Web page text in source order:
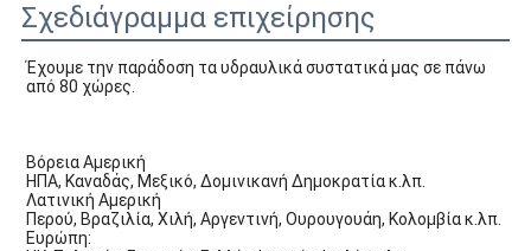
Σχεδιάγραμμα επιχείρησης
Έχουμε την παράδοση τα υδραυλικά συστατικά μας σε πάνω
από 80 χώρες.
Βόρεια Αμερική
ΗΠΑ, Καναδάς, Μεξικό, Δομινικανή Δημοκρατία κ.λπ.
Λατινική Αμερική
Περού, Βραζιλία, Χιλή, Αργεντινή, Ουρουγουάη, Κολομβία κ.λπ.
Ευρώπη: